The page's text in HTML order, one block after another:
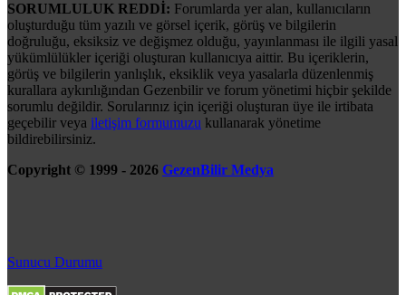
SORUMLULUK REDDİ: Forumlarda yer alan, kullanıcıların
oluşturduğu tüm yazılı ve görsel içerik, görüş ve bilgilerin
doğruluğu, eksiksiz ve değişmez olduğu, yayınlanması ile ilgili yasal
yükümlülükler içeriği oluşturan kullanıcıya aittir. Bu içeriklerin,
görüş ve bilgilerin yanlışlık, eksiklik veya yasalarla düzenlenmiş
kurallara aykırılığından Gezenbilir ve forum yönetimi hiçbir şekilde
sorumlu değildir. Sorularınız için içeriği oluşturan üye ile irtibata
geçebilir veya iletişim formumuzu kullanarak yönetime
bildirebilirsiniz.
Copyright © 1999 - 2026 GezenBilir Medya
Sunucu Durumu